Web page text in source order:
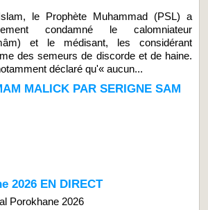
le Prophète Muhammad (PSL) a
condamné le calomniateur
et le médisant, les considérant
des semeurs de discorde et de haine.
déclaré qu'« aucun...
MALICK PAR SERIGNE SAM
2026 EN DIRECT
Porokhane 2026